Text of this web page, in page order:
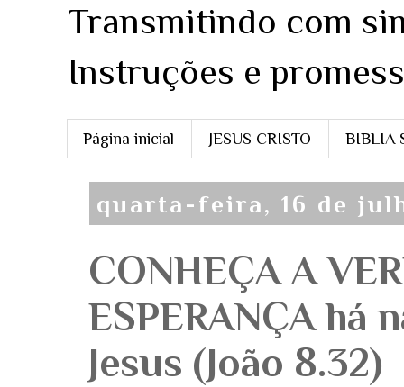
Transmitindo com
Instruções e
Página inicial JESUS CRISTO BIBLIA
quarta-feira, 16 de
CONHEÇA A
ESPERANÇA há
Jesus (João 8.32)